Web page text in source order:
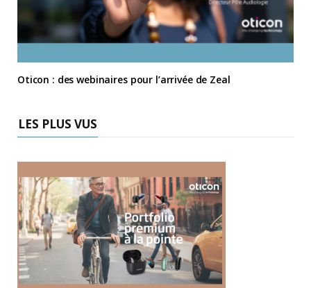
Oticon : des webinaires pour l’arrivée de Zeal
LES PLUS VUS